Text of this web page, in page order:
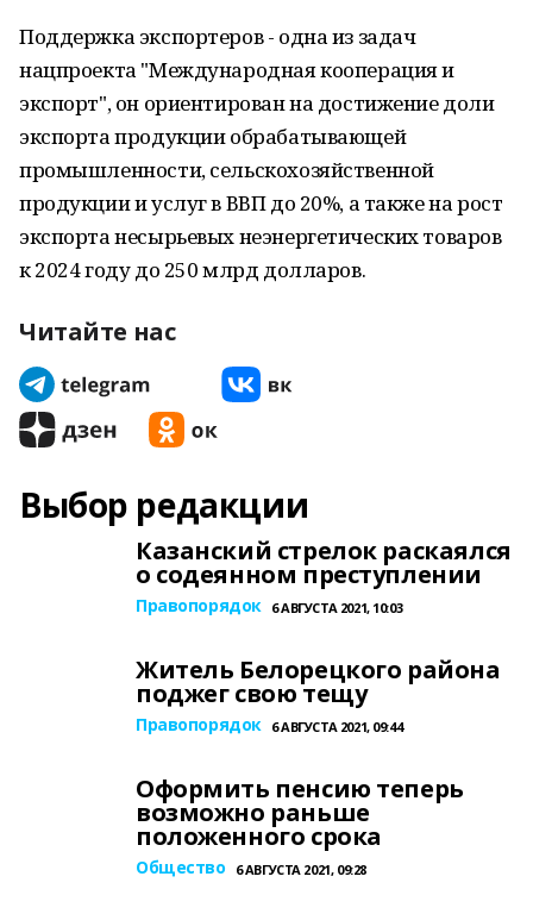
Поддержка экспортеров - одна из задач
нацпроекта "Международная кооперация и
экспорт", он ориентирован на достижение доли
экспорта продукции обрабатывающей
промышленности, сельскохозяйственной
продукции и услуг в ВВП до 20%, а также на рост
экспорта несырьевых неэнергетических товаров
к 2024 году до 250 млрд долларов.
Читайте нас
Выбор редакции
Казанский стрелок раскаялся
о содеянном преступлении
Правопорядок 6 АВГУСТА 2021, 10:03
Житель Белорецкого района
поджег свою тещу
Правопорядок 6 АВГУСТА 2021, 09:44
Оформить пенсию теперь
возможно раньше
положенного срока
Общество 6 АВГУСТА 2021, 09:28